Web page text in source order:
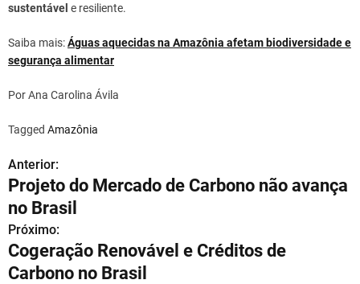
sustentável e resiliente.
Saiba mais:Águas aquecidas na Amazônia afetam biodiversidade e
segurança alimentar
Por Ana Carolina Ávila
Tagged Amazônia
N
a
v
e
Anterior:
Projeto do Mercado de Carbono não avança
no Brasil
Próximo:
Cogeração Renovável e Créditos de
Carbono no Brasil